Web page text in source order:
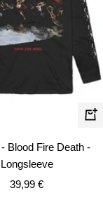
Blood Fire Death -
Longsleeve
Angebotspreis
39,99 €